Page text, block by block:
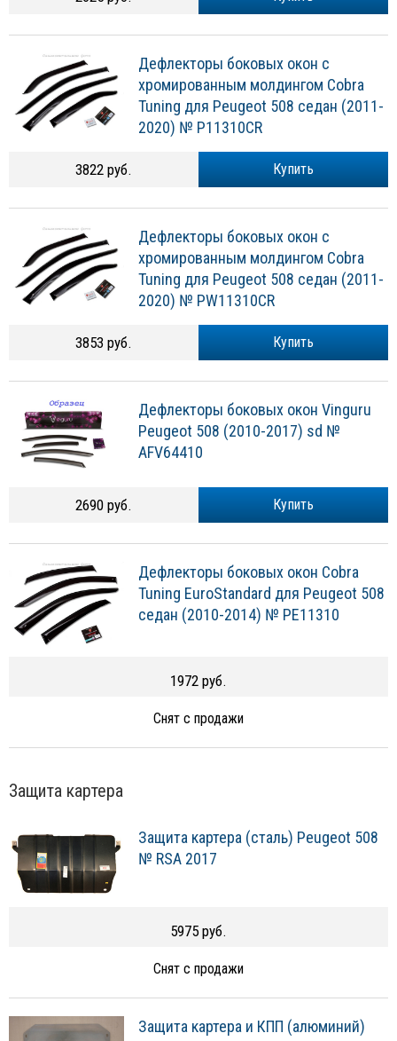
Дефлекторы боковых окон с
хромированным молдингом Cobra
Tuning для Peugeot 508 седан (2011-
2020) № P11310CR
Купить
3822 руб.
Дефлекторы боковых окон с
хромированным молдингом Cobra
Tuning для Peugeot 508 седан (2011-
2020) № PW11310CR
Купить
3853 руб.
Дефлекторы боковых окон Vinguru
Peugeot 508 (2010-2017) sd №
AFV64410
Купить
2690 руб.
Дефлекторы боковых окон Cobra
Tuning EuroStandard для Peugeot 508
седан (2010-2014) № PE11310
1972 руб.
Снят с продажи
Защита картера
Защита картера (сталь) Peugeot 508
№ RSA 2017
5975 руб.
Снят с продажи
Защита картера и КПП (алюминий)